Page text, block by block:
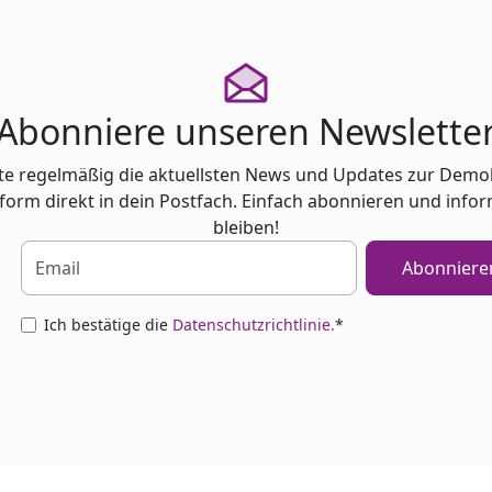
unseren
regelmäßig die aktuellsten News und Updates zur
direkt in dein Postfach. Einfach abonnieren und
bleiben!
Ich bestätige die Datenschutzrichtlinie.*